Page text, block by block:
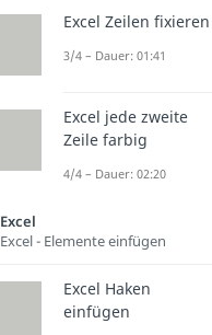
Excel Zeilen fixieren
3/4 – Dauer: 01:41
Excel jede zweite
Zeile farbig
4/4 – Dauer: 02:20
Excel
Excel - Elemente einfügen
Excel Haken
einfügen